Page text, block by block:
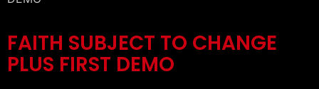
FAITH SUBJECT TO CHANGE
PLUS FIRST DEMO